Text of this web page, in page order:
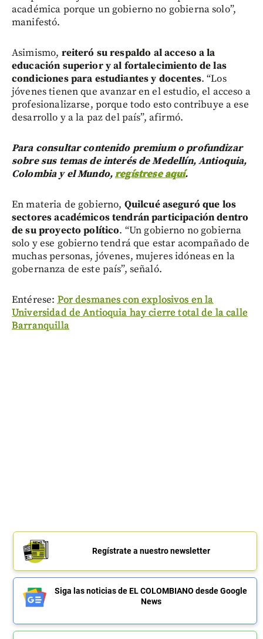
académica porque un gobierno no gobierna solo”,
manifestó.
Asimismo, reiteró su respaldo al acceso a la
educación superior y al fortalecimiento de las
condiciones para estudiantes y docentes. “Los
jóvenes tienen que avanzar en el estudio, el acceso a
profesionalizarse, porque todo esto contribuye a ese
desarrollo y a la paz del país”, afirmó.
Para consultar contenido premium o profundizar
sobre sus temas de interés de Medellín, Antioquia,
Colombia y el Mundo,regístrese aquí.
En materia de gobierno, Quilcué aseguró que los
sectores académicos tendrán participación dentro
de su proyecto político. “Un gobierno no gobierna
solo y ese gobierno tendrá que estar acompañado de
muchas personas, jóvenes, mujeres idóneas en la
gobernanza de este país”, señaló.
Entérese: Por desmanes con explosivos en la
Universidad de Antioquia hay cierre total de la calle
Barranquilla
Regístrate a nuestro newsletter
Siga las noticias de EL COLOMBIANO desde Google
News